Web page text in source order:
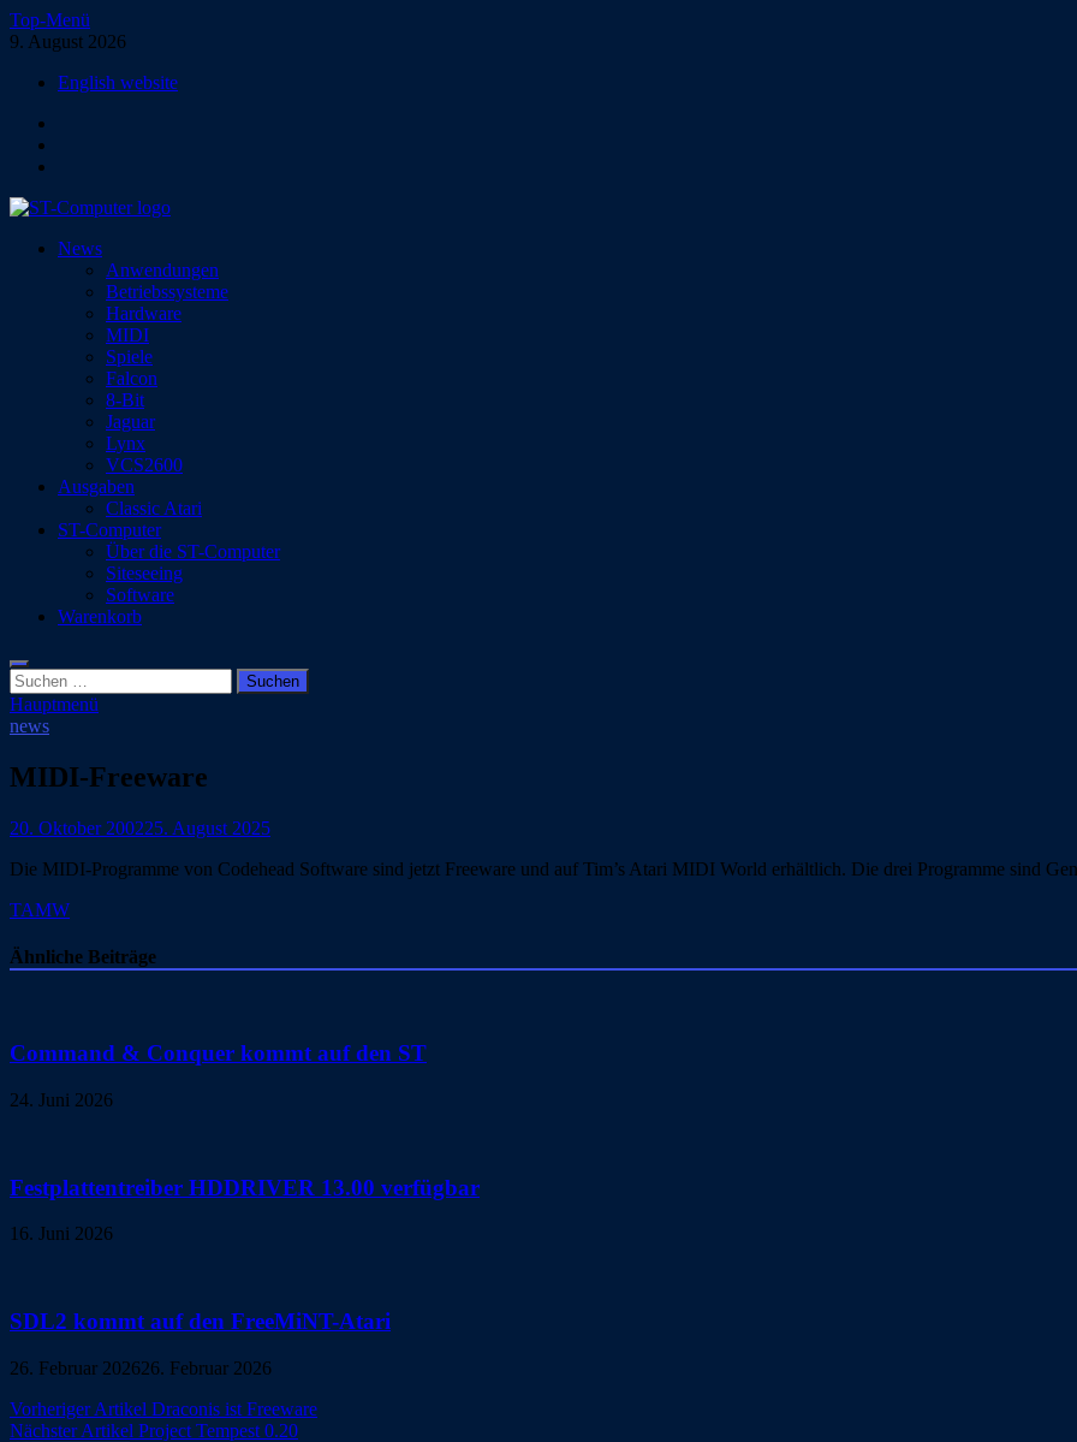
Zum
Inhalt
Top-Menü
9. August 2026
English website
ST-Computer
Das Magazin für Atari-Computer und -Konsolen
News
Anwendungen
Betriebssysteme
Hardware
MIDI
Spiele
Falcon
8-Bit
Jaguar
Lynx
VCS2600
Ausgaben
Classic Atari
ST-Computer
Über die ST-Computer
Siteseeing
Software
Warenkorb
Suchen
nach:
Hauptmenü
news
MIDI-Freeware
20. Oktober 200225. August 2025
Die MIDI-Programme von Codehead Software sind jetzt Freeware und auf Tim’s Atari MIDI World erhältlich. Die drei Programme sind
TAMW
Ähnliche Beiträge
Command & Conquer kommt auf den ST
24. Juni 2026
Festplattentreiber HDDRIVER 13.00 verfügbar
16. Juni 2026
SDL2 kommt auf den FreeMiNT-Atari
26. Februar 202626. Februar 2026
Beitragsnavigation
Vorheriger Artikel Draconis ist Freeware
Nächster Artikel Project Tempest 0.20